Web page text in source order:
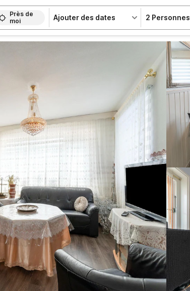
Près de
moi
Ajouter des dates 2 Personnes